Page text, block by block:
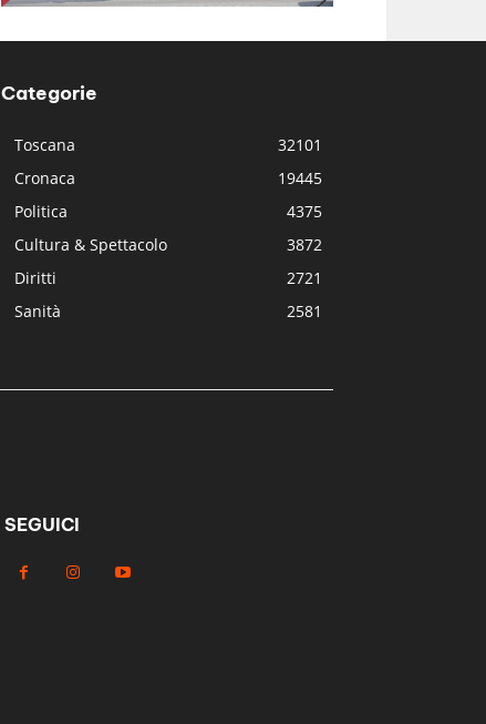
Categorie
Toscana
32101
Cronaca
19445
Politica
4375
Cultura & Spettacolo
3872
Diritti
2721
Sanità
2581
SEGUICI